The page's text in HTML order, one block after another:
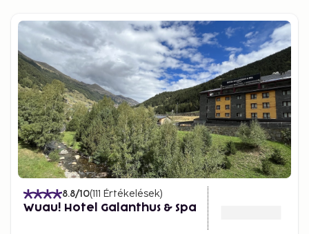
8.8/10(111 Értékelések)
Wuau! Hotel Galanthus & Spa